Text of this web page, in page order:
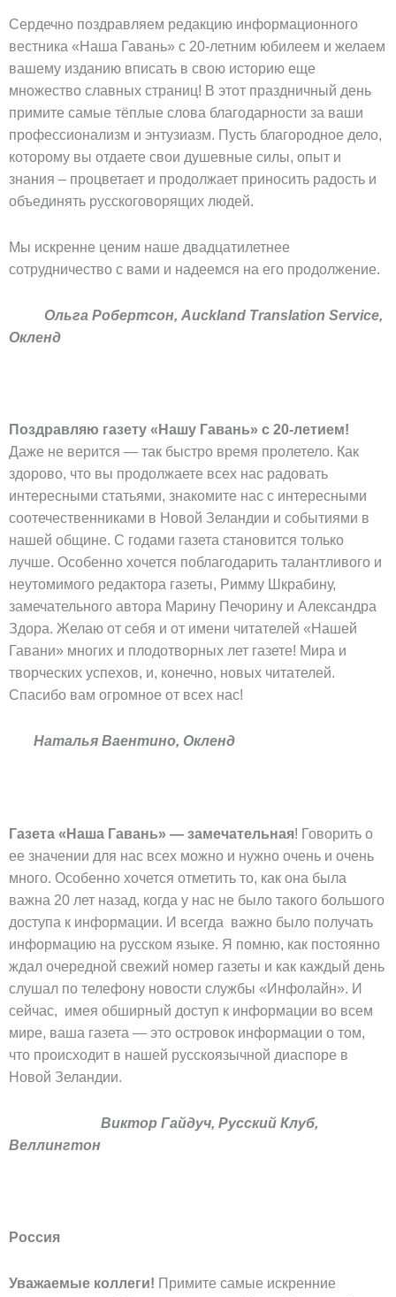
Сердечно поздравляем редакцию информационного
вестника «Наша Гавань» с 20-летним юбилеем и желаем
вашему изданию вписать в свою историю еще
множество славных страниц! В этот праздничный день
примите самые тёплые слова благодарности за ваши
профессионализм и энтузиазм. Пусть благородное дело,
которому вы отдаете свои душевные силы, опыт и
знания – процветает и продолжает приносить радость и
объединять русскоговорящих людей.
Мы искренне ценим наше двадцатилетнее
сотрудничество с вами и надеемся на его продолжение.
Ольга Робертсон, Auckland Translation Service,
Окленд
Поздравляю газету «Нашу Гавань» с 20-летием!
Даже не верится — так быстро время пролетело. Как
здорово, что вы продолжаете всех нас радовать
интересными статьями, знакомите нас с интересными
соотечественниками в Новой Зеландии и событиями в
нашей общине. С годами газета становится только
лучше. Особенно хочется поблагодарить талантливого и
неутомимого редактора газеты, Римму Шкрабину,
замечательного автора Марину Печорину и Александра
Здора. Желаю от себя и от имени читателей «Нашей
Гавани» многих и плодотворных лет газете! Мира и
творческих успехов, и, конечно, новых читателей.
Спасибо вам огромное от всех нас!
Наталья Ваентино, Окленд
Газета «Наша Гавань» — замечательная! Говорить о
ее значении для нас всех можно и нужно очень и очень
много. Особенно хочется отметить то, как она была
важна 20 лет назад, когда у нас не было такого большого
доступа к информации. И всегда важно было получать
информацию на русском языке. Я помню, как постоянно
ждал очередной свежий номер газеты и как каждый день
слушал по телефону новости службы «Инфолайн». И
сейчас, имея обширный доступ к информации во всем
мире, ваша газета — это островок информации о том,
что происходит в нашей русскоязычной диаспоре в
Новой Зеландии.
Виктор Гайдуч, Русский Клуб,
Веллингтон
Россия
Уважаемые коллеги! Примите самые искренние